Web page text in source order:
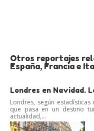
Otros reportajes
España, Francia e
Londres en Navidad.
Londres, según
que pasa en un destino
actualidad,...